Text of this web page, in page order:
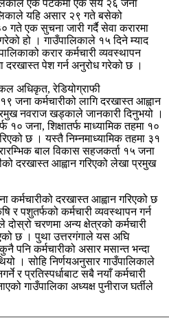
एकै पटकमा एक सय २६ जना
यहि असार २९ गते बसेको
गते एक सुचना जारी गर्दै सेवा करारमा
हो । गाउँपालिकाले १५ दिने म्याद
करार कर्मचारी व्यवस्थापन
दरखास्त पेश गर्न अनुरोध गरेको छ ।
अधिकृत, रेडियोग्राफी
जना कर्मचारीको लागि दरखास्त आह्वान
नवराज खड्काले जानकारी दिनुभयो ।
जना, शिक्षातर्फ माध्यामिक तहमा १०
छ । यस्तै निम्नमाध्यामिक तहमा ३१
बाल विकास सहजकर्ता १५ जना
दरखास्त आह्वान गरिएको लेखा प्रमुख
कर्मचारीको दरखास्त आह्वान गरिएको छ
र पशुतर्फको कर्मचारी व्यवस्थापन गर्न
चरणमा अन्य क्षेत्रको कर्मचारी
छ । पुथा उत्तरगंगाले यस अघि
पनि कर्मचारीको असार मसान्त भन्दा
। सोहि निर्णयअनुसार गाउँपालिकाले
र प्रतिस्पर्धाबाट सबै नयाँ कर्मचारी
गाउँपालिका अध्यक्ष पुनीराज घर्तीले